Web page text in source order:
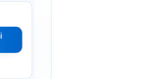
ℹ︎